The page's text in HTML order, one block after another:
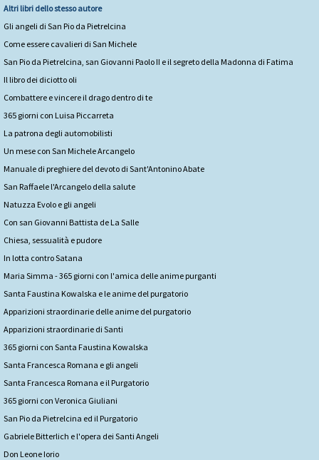
Altri libri dello stesso autore
Gli angeli di San Pio da Pietrelcina
Come essere cavalieri di San Michele
San Pio da Pietrelcina, san Giovanni Paolo II e il segreto della Madonna di Fatima
Il libro dei diciotto oli
Combattere e vincere il drago dentro di te
365 giorni con Luisa Piccarreta
La patrona degli automobilisti
Un mese con San Michele Arcangelo
Manuale di preghiere del devoto di Sant'Antonino Abate
San Raffaele l'Arcangelo della salute
Natuzza Evolo e gli angeli
Con san Giovanni Battista de La Salle
Chiesa, sessualità e pudore
In lotta contro Satana
Maria Simma - 365 giorni con l'amica delle anime purganti
Santa Faustina Kowalska e le anime del purgatorio
Apparizioni straordinarie delle anime del purgatorio
Apparizioni straordinarie di Santi
365 giorni con Santa Faustina Kowalska
Santa Francesca Romana e gli angeli
Santa Francesca Romana e il Purgatorio
365 giorni con Veronica Giuliani
San Pio da Pietrelcina ed il Purgatorio
Gabriele Bitterlich e l'opera dei Santi Angeli
Don Leone Iorio